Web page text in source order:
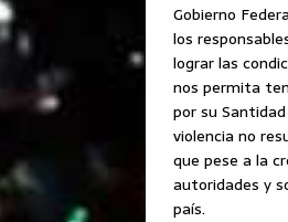
Gobierno
los
lograr las
nos permita
por su
violencia no
que pese a la
autoridades y
país.